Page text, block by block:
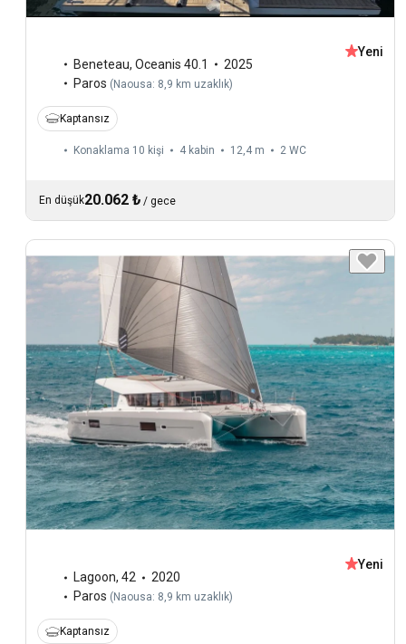
Beneteau, Oceanis 40.1
2025
Paros (Naousa: 8,9 km uzaklık)
Yeni
Kaptansız
Konaklama 10 kişi 4 kabin 12,4 m 2 WC
En düşük20.062 ₺ / gece
Lagoon, 42
2020
Paros ( Naousa: 8,9 km uzaklık)
Yeni
Kaptansız